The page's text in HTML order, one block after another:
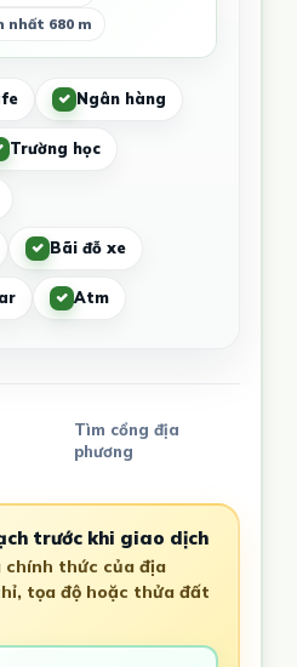
nhất 680 m
Ngân hàng
Trường học
Bãi đỗ xe
Atm
Tìm cổng địa
phương
trước khi giao dịch
thức của địa
tọa độ hoặc thửa đất